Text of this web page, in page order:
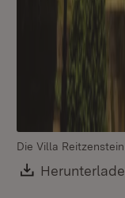
Die Villa
Download: